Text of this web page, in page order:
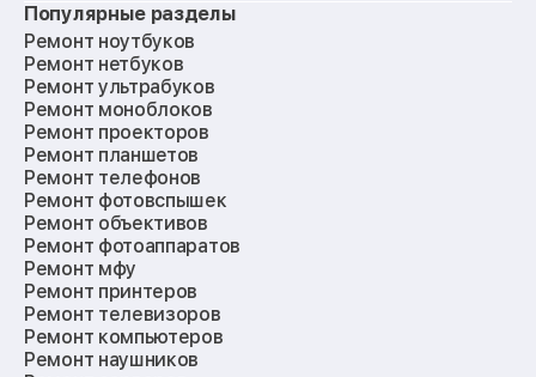
Популярные разделы
Ремонт ноутбуков
Ремонт нетбуков
Ремонт ультрабуков
Ремонт моноблоков
Ремонт проекторов
Ремонт планшетов
Ремонт телефонов
Ремонт фотовспышек
Ремонт объективов
Ремонт фотоаппаратов
Ремонт мфу
Ремонт принтеров
Ремонт телевизоров
Ремонт компьютеров
Ремонт наушников